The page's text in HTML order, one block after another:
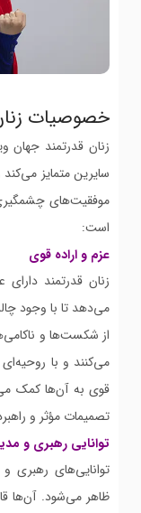
خصوصیات
زنان قدرتمند جهان
سایرین متمایز
موفقیت‌های
است:
عزم و اراده قوی
زنان قدرتمند
می‌دهد تا با وجود
از شکست‌ها و
می‌کنند و با
قوی به آن‌ها کمک
تصمیمات مؤثر و
توانایی رهبری و
توانایی‌های رهبری
ظاهر می‌شود. آن‌ها